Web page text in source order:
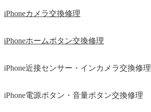
iPhoneカメラ交換修理
iPhoneホームボタン交換修理
iPhone近接センサー・インカメラ交換修理
iPhone電源ボタン・音量ボタン交換修理